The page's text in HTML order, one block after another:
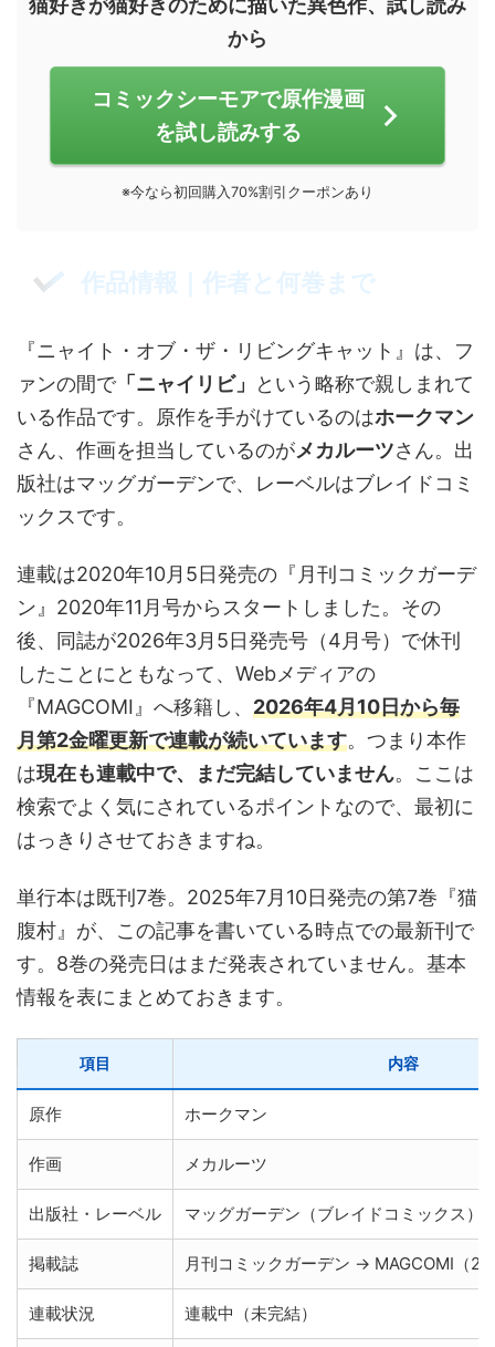
から
コミックシーモアで原作漫画
を試し読みする
※今なら初回購入70%割引クーポンあり
作品情報｜作者と何巻まで
『ニャイト・オブ・ザ・リビングキャット』は、フ
ァンの間で「ニャイリビ」
という略称で親しまれて
いる作品です。原作を手がけているのはホークマン
さん、作画を担当しているのがメカルーツさん。出
版社はマッグガーデンで、レーベルはブレイドコミ
ックスです。
連載は2020年10月5日発売の『月刊コミックガーデ
ン』2020年11月号からスタートしました。その
後、同誌が2026年3月5日発売号（4月号）で休刊
したことにともなって、Webメディアの
『MAGCOMI』へ移籍し、 2026年4月10日から毎
月第2金曜更新で連載が続いています。つまり本作
は現在も連載中で、まだ完結していません。ここは
検索でよく気にされているポイントなので、最初に
はっきりさせておきますね。
単行本は既刊7巻。2025年7月10日発売の第7巻『猫
腹村』が、この記事を書いている時点での最新刊で
す。8巻の発売日はまだ発表されていません。基本
情報を表にまとめておきます。
項目 内容
原作 ホークマン
作画 メカルーツ
出版社・レーベル マッグガーデン（ブレイドコミックス）
掲載誌 月刊コミックガーデン → MAGCOMI（
連載状況 連載中（未完結）